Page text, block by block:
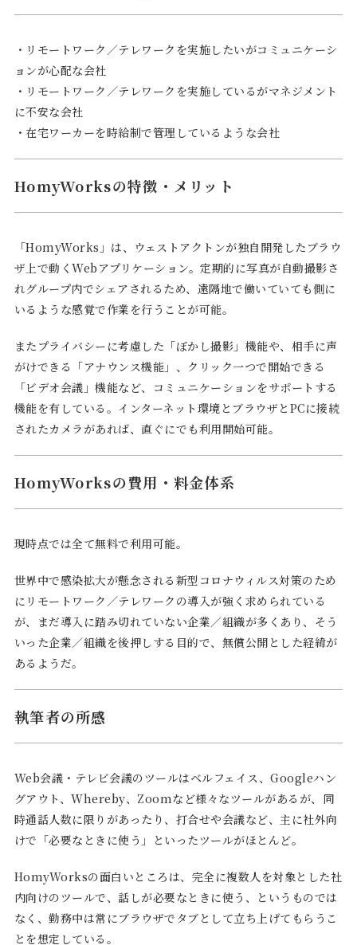
・リモートワーク／テレワークを実施したいがコミュニケーシ
ョンが心配な会社
・リモートワーク／テレワークを実施しているがマネジメント
に不安な会社
・在宅ワーカーを時給制で管理しているような会社
HomyWorksの特徴・メリット
「HomyWorks」は、ウェストアクトンが独自開発したブラウ
ザ上で動くWebアプリケーション。定期的に写真が自動撮影さ
れグループ内でシェアされるため、遠隔地で働いていても側に
いるような感覚で作業を行うことが可能。
またプライバシーに考慮した「ぼかし撮影」機能や、相手に声
がけできる「アナウンス機能」、クリック一つで開始できる
「ビデオ会議」機能など、コミュニケーションをサポートする
機能を有している。インターネット環境とブラウザとPCに接続
されたカメラがあれば、直ぐにでも利用開始可能。
HomyWorksの費用・料金体系
現時点では全て無料で利用可能。
世界中で感染拡大が懸念される新型コロナウィルス対策のため
にリモートワーク／テレワークの導入が強く求められている
が、まだ導入に踏み切れていない企業／組織が多くあり、そう
いった企業／組織を後押しする目的で、無償公開とした経緯が
あるようだ。
執筆者の所感
Web会議・テレビ会議のツールはベルフェイス、Googleハン
グアウト、Whereby、Zoomなど様々なツールがあるが、同
時通話人数に限りがあったり、打合せや会議など、主に社外向
けで「必要なときに使う」といったツールがほとんど。
HomyWorksの面白いところは、完全に複数人を対象とした社
内向けのツールで、話しが必要なときに使う、というものでは
なく、勤務中は常にブラウザでタブとして立ち上げてもらうこ
とを想定している。